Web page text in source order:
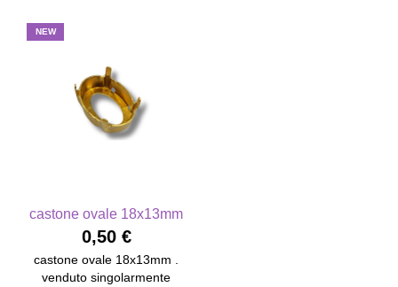
NEW
castone ovale 18x13mm
0,50 €
castone ovale 18x13mm .
venduto singolarmente